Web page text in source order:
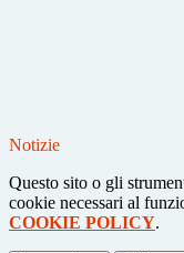
Notizie
Questo sito o gli
cookie necessari al
COOKIE POLICY.